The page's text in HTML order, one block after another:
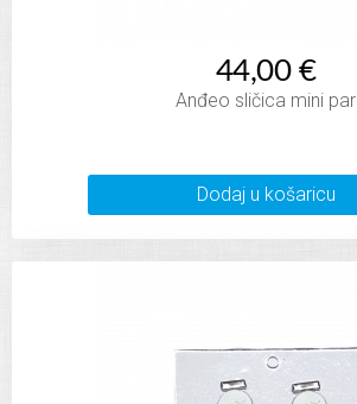
44,00 €
Anđeo sličica mini par
Dodaj u košaricu